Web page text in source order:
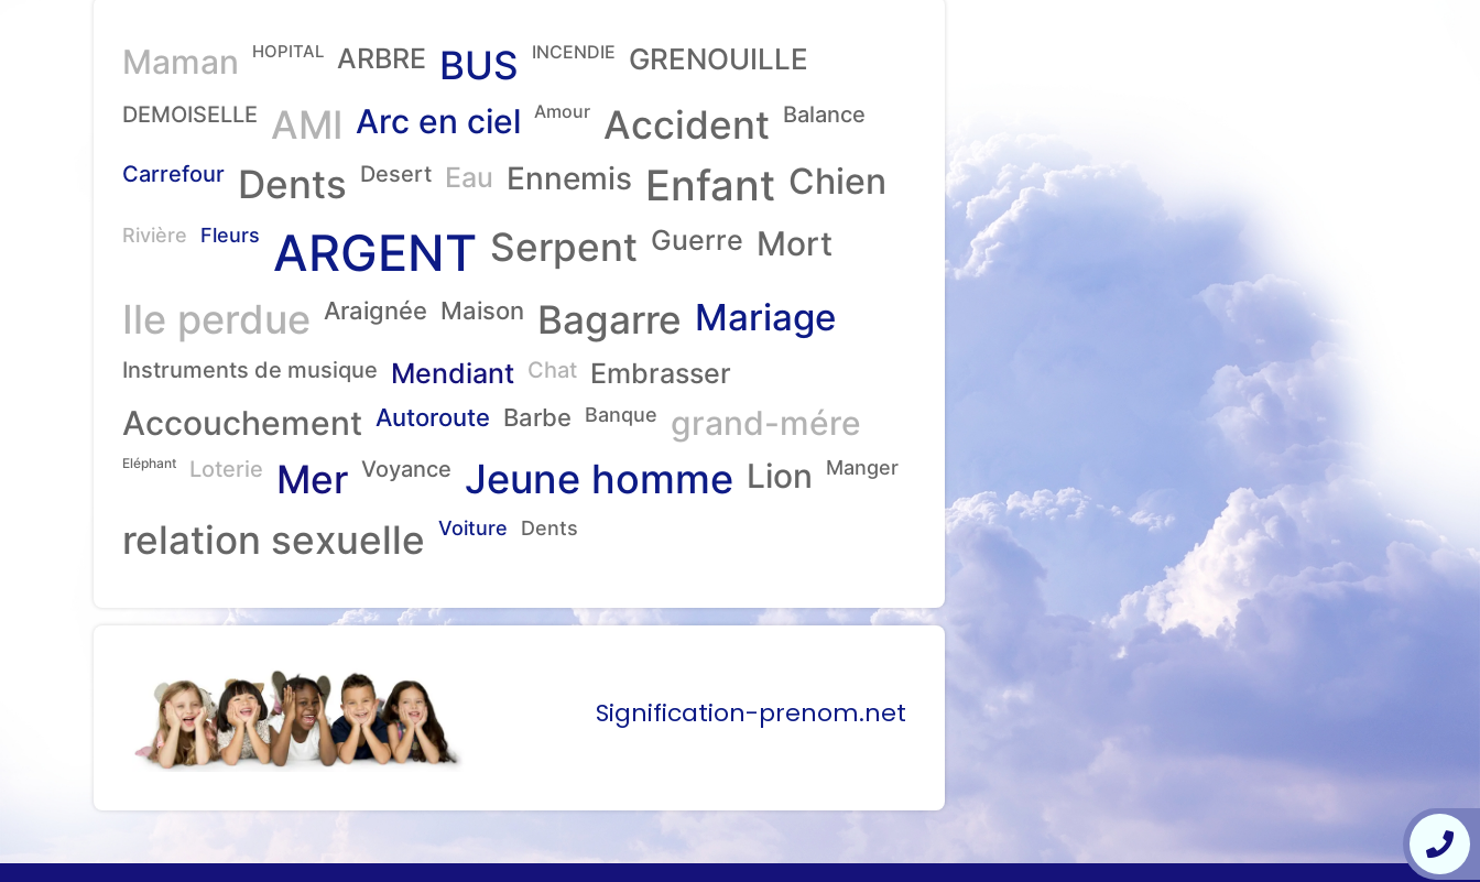
Maman HOPITAL ARBRE BUS INCENDIE GRENOUILLE
DEMOISELLE AMI Arc en ciel Amour Accident Balance
Carrefour Dents Desert Eau Ennemis Enfant Chien
Rivière Fleurs ARGENT Serpent Guerre Mort
Ile perdue Araignée Maison Bagarre Mariage
Instruments de musique Mendiant Chat Embrasser
Accouchement Autoroute Barbe Banque grand-mére
Eléphant Loterie Mer Voyance Jeune homme Lion Manger
relation sexuelle Voiture Dents
Signification-prenom.net